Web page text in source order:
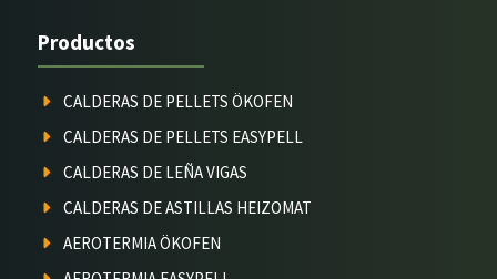
Productos
CALDERAS DE PELLETS ÖKOFEN
CALDERAS DE PELLETS EASYPELL
CALDERAS DE LEÑA VIGAS
CALDERAS DE ASTILLAS HEIZOMAT
AEROTERMIA ÖKOFEN